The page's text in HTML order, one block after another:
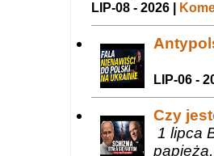
LIP-08 - 2026 |
LIP-06 -
Czy
1 lipca